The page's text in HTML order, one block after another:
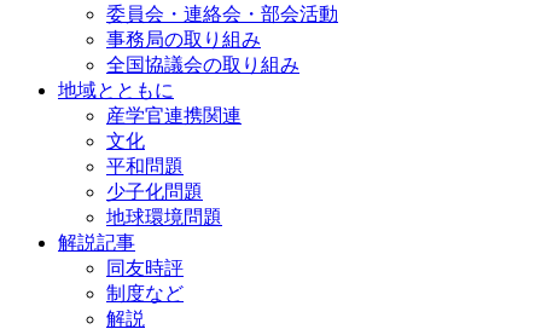
委員会・連絡会・部会活動
事務局の取り組み
全国協議会の取り組み
地域とともに
産学官連携関連
文化
平和問題
少子化問題
地球環境問題
解説記事
同友時評
制度など
解説